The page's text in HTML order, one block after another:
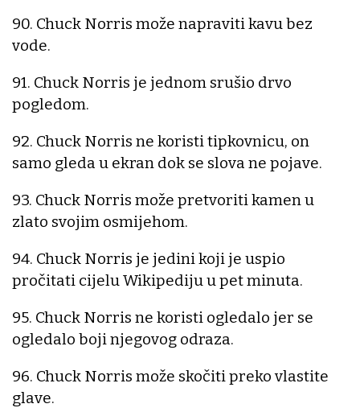
90. Chuck Norris može napraviti kavu bez
vode.
91. Chuck Norris je jednom srušio drvo
pogledom.
92. Chuck Norris ne koristi tipkovnicu, on
samo gleda u ekran dok se slova ne pojave.
93. Chuck Norris može pretvoriti kamen u
zlato svojim osmijehom.
94. Chuck Norris je jedini koji je uspio
pročitati cijelu Wikipediju u pet minuta.
95. Chuck Norris ne koristi ogledalo jer se
ogledalo boji njegovog odraza.
96. Chuck Norris može skočiti preko vlastite
glave.